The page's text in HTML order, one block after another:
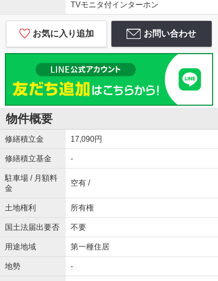
TVモニタ付インターホン
お気に入り追加 お問い合わせ
物件概要
修繕積立金 17,090円
修繕積立基金 -
駐車場 / 月額料
金
空有 /
土地権利 所有権
国土法届出要否 不要
用途地域 第一種住居
地勢 -